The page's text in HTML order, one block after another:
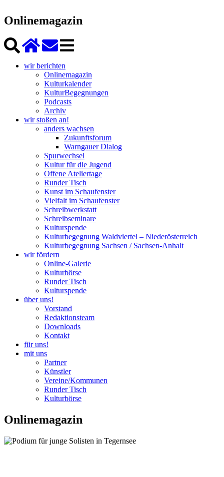
Onlinemagazin
wir berichten
Onlinemagazin
Kulturkalender
KulturBegegnungen
Podcasts
Archiv
wir stoßen an!
anders wachsen
Zukunftsforum
Warngauer Dialog
Spurwechsel
Kultur für die Jugend
Offene Ateliertage
Runder Tisch
Kunst im Schaufenster
Vielfalt im Schaufenster
Schreibwerkstatt
Schreibseminare
Kulturspende
Kulturbegegnung Waldviertel – Niederösterreich
Kulturbegegnung Sachsen / Sachsen-Anhalt
wir fördern
Online-Galerie
Kulturbörse
Runder Tisch
Kulturspende
über uns!
Vorstand
Redaktionsteam
Downloads
Kontakt
für uns!
mit uns
Partner
Künstler
Vereine/Kommunen
Runder Tisch
Kulturbörse
Onlinemagazin